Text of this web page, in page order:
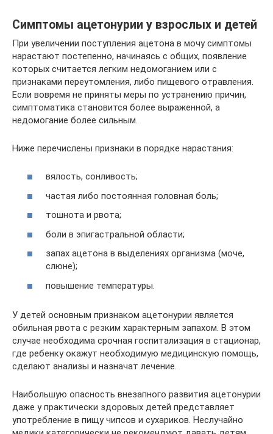
Симптомы ацетонурии у взрослых и детей
При увеличении поступления ацетона в мочу симптомы
нарастают постепенно, начинаясь с общих, появление
которых считается легким недомоганием или с
признаками переутомления, либо пищевого отравления.
Если вовремя не приняты меры по устранению причин,
симптоматика становится более выраженной, а
недомогание более сильным.
Ниже перечислены признаки в порядке нарастания:
вялость, сонливость;
частая либо постоянная головная боль;
тошнота и рвота;
боли в эпигастральной области;
запах ацетона в выделениях организма (моче,
слюне);
повышение температуры.
У детей основным признаком ацетонурии является
обильная рвота с резким характерным запахом. В этом
случае необходима срочная госпитализация в стационар,
где ребенку окажут необходимую медицинскую помощь,
сделают анализы и назначат лечение.
Наибольшую опасность внезапного развития ацетонурии
даже у практически здоровых детей представляет
употребление в пищу чипсов и сухариков. Неслучайно